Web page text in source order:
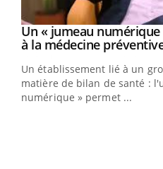
Youtube
Un « jumeau numérique
à la médecine
Un établissement lié à un
matière de bilan de santé :
numérique » permet ...